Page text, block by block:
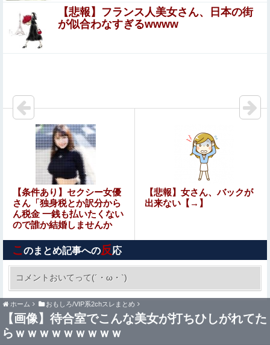
元ジャンポケ斉藤被告、懲役7年を求刑される
エロ漫画『改変おじさん』をrawやhitomiを使わずに無料
た音声…明らかになった犯行の一部始終
白人♂の性奴隷にされてる日本人♀の動画が海外で話題
に・・・・・
【超！閲覧注意】世界一危険な村、ガチで常軌を逸してい
ると話題に（動画あり）
【速報】ジャンポケ斎藤、求刑7年で逝く。実刑確実か
【動画】女子「勃ってんじゃん笑」男子「うるさい//」女
【艦これ】 今からE3-4甲を簡単にクリアする方法を教授
する
【超！閲覧注意】世界一危険な村、ガチで常軌を
逸していると話題に（動画あり）
【艦これ】E3-4クリアの流れ来てるな
【悲報】フランス人美女さん、日本の街
が似合わなすぎるwwww
【条件あり】セクシー女優
さん「独身税とか訳分から
ん税金 一銭も払いたくない
ので誰か結婚しませんか
【悲報】女さん、バックが
出来ない【→】
こ のまとめ記事への反応
コメントおいてって(´・ω・`)
ホーム おもしろ/VIP系2chスレまとめ
【画像】待合室でこんな美女が打ちひしがれてた
らｗｗｗｗｗｗｗｗｗ